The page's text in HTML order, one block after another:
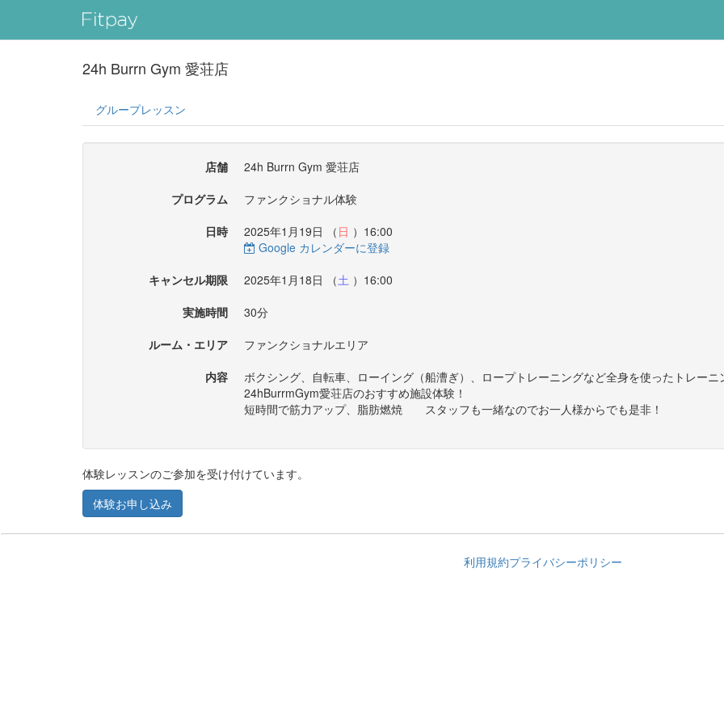
24h Burrn Gym 愛荘店
グループレッスン
店舗
24h Burrn Gym 愛荘店
プログラム
ファンクショナル体験
日時
2025年1月19日 （ 日 ）16:00
Google カレンダーに登録
キャンセル期限
2025年1月18日 （土 ）16:00
実施時間
30分
ルーム・エリア
ファンクショナルエリア
内容
ボクシング、自転車、ローイング（船漕ぎ）、ロープトレーニングなど全身を使ったトレーニ
24hBurrmGym愛荘店のおすすめ施設体験！
短時間で筋力アップ、脂肪燃焼 スタッフも一緒なのでお一人様からでも是非！
体験レッスンのご参加を受け付けています。
体験お申し込み
利用規約プライバシーポリシー